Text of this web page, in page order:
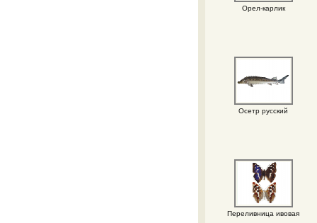
Орел-карлик
Осетр русский
Переливница ивовая